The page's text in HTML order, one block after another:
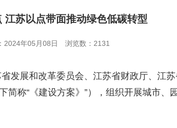
江苏以点带面推动绿色低碳转型
2024年05月08日 浏览数：2131
发展和改革委员会、江苏省财政厅、江
称“《建设方案》”），组织开展城市、